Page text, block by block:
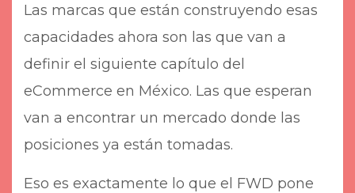
Las marcas que están construyendo esas
capacidades ahora son las que van a
definir el siguiente capítulo del
eCommerce en México. Las que esperan
van a encontrar un mercado donde las
posiciones ya están tomadas.
Eso es exactamente lo que el FWD pone